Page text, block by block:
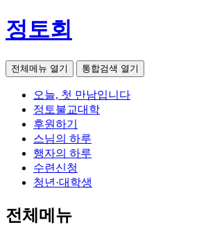
정토회
전체메뉴 열기 통합검색 열기
오늘, 첫 만남입니다
정토불교대학
후원하기
스님의 하루
행자의 하루
수련신청
청년·대학생
전체메뉴